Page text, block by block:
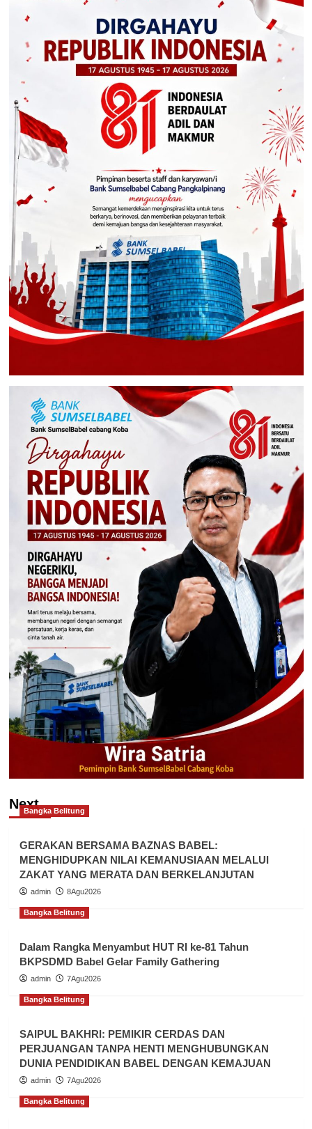
NextBangka Belitung
GERAKAN BERSAMA BAZNAS BABEL:
MENGHIDUPKAN NILAI KEMANUSIAAN MELALUI
ZAKAT YANG MERATA DAN BERKELANJUTAN
admin 8Agu2026
Bangka Belitung
Dalam Rangka Menyambut HUT RI ke-81 Tahun
BKPSDMD Babel Gelar Family Gathering
admin 7Agu2026
Bangka Belitung
SAIPUL BAKHRI: PEMIKIR CERDAS DAN
PERJUANGAN TANPA HENTI MENGHUBUNGKAN
DUNIA PENDIDIKAN BABEL DENGAN KEMAJUAN
admin 7Agu2026
Bangka Belitung